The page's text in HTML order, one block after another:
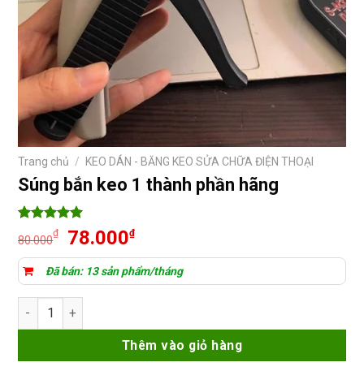
Trang chủ / KEO DÁN - BĂNG KEO SỬA CHỮA ĐIỆN THOẠI
Súng bắn keo 1 thành phần hãng
trên 5
dựa trên
đánh giá
80.000₫
Giá
gốc
là:
80.000₫.
78.000₫Giá
hiện
tại
Đã bán: 13 sản phẩm/tháng
Súng bắn keo 1 thành phần hãng số lượng
Thêm vào giỏ hàng